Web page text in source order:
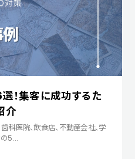
！集客に成功するた
介
科医院、飲食店、不動産会社、学
の5…